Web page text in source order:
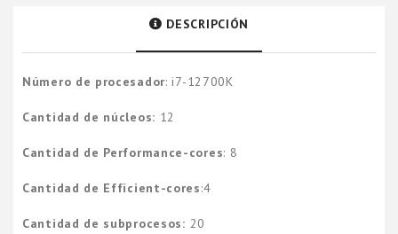
DESCRIPCIÓN
Número de procesador: i7-12700K
Cantidad de núcleos: 12
Cantidad de Performance-cores: 8
Cantidad de Efficient-cores:4
Cantidad de subprocesos: 20